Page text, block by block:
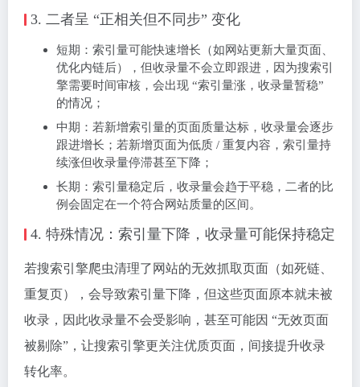
3. 二者呈 “正相关但不同步” 变化
短期：索引量可能快速增长（如网站更新大量页面、
优化内链后），但收录量不会立即跟进，因为搜索引
擎需要时间审核，会出现 “索引量涨，收录量暂稳”
的情况；
中期：若新增索引量的页面质量达标，收录量会逐步
跟进增长；若新增页面为低质 / 重复内容，索引量持
续涨但收录量停滞甚至下降；
长期：索引量稳定后，收录量会趋于平稳，二者的比
例会固定在一个符合网站质量的区间。
4. 特殊情况：索引量下降，收录量可能保持稳定
若搜索引擎爬虫清理了网站的无效抓取页面（如死链、
重复页），会导致索引量下降，但这些页面原本就未被
收录，因此收录量不会受影响，甚至可能因 “无效页面
被剔除”，让搜索引擎更关注优质页面，间接提升收录
转化率。